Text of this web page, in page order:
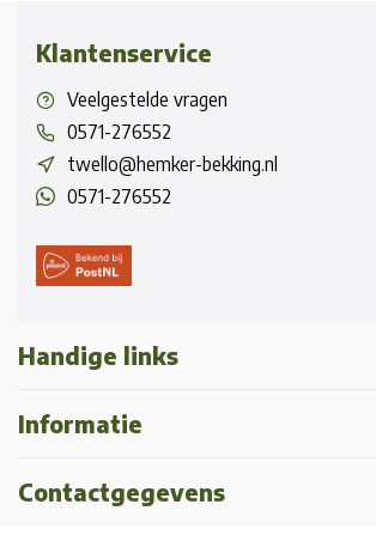
Klantenservice
Veelgestelde vragen
0571-276552
twello@hemker-bekking.nl
0571-276552
Handige links
Informatie
Contactgegevens